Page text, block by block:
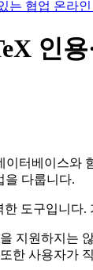
는 협업 온라
인
이터베이스와
을 다룹니다.
도구입니
지원하지
한 사용자